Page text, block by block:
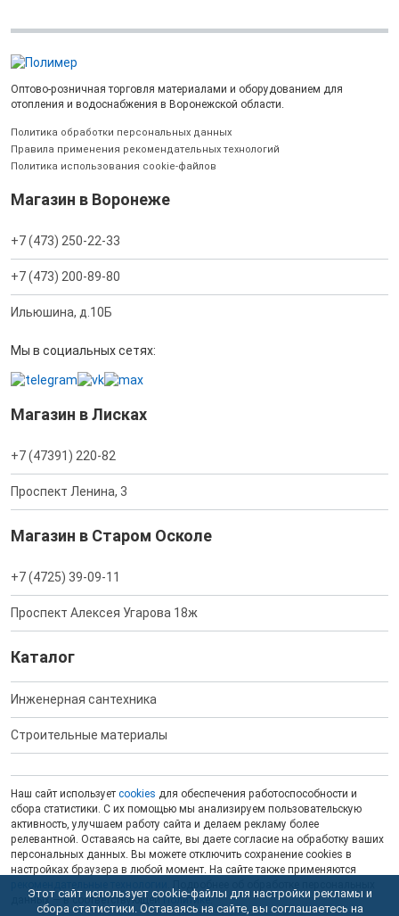
Оптово-розничная торговля материалами и оборудованием для
отопления и водоснабжения в Воронежской области.
Политика обработки персональных данных
Правила применения рекомендательных технологий
Политика использования cookie-файлов
Магазин в Воронеже
+7 (473) 250-22-33
+7 (473) 200-89-80
Ильюшина, д.10Б
Мы в социальных сетях:
Магазин в Лисках
+7 (47391) 220-82
Проспект Ленина, 3
Магазин в Старом Осколе
+7 (4725) 39-09-11
Проспект Алексея Угарова 18ж
Каталог
Инженерная сантехника
Строительные материалы
Наш сайт использует cookies для обеспечения работоспособности и
сбора статистики. С их помощью мы анализируем пользовательскую
активность, улучшаем работу сайта и делаем рекламу более
релевантной. Оставаясь на сайте, вы даете согласие на обработку ваших
персональных данных. Вы можете отключить сохранение cookies в
настройках браузера в любой момент. На сайте также применяются
данных — в соответствующейПолитике.
Этот сайт использует cookie-файлы для настройки рекламы и
сбора статистики. Оставаясь на сайте, вы соглашаетесь на